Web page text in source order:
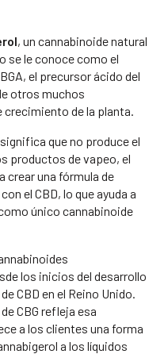
, un cannabinoide natural
se le conoce como el
el precursor ácido del
otros muchos
crecimiento de la planta.
que no produce el
productos de vapeo, el
crear una fórmula de
el CBD, lo que ayuda a
único cannabinoide
los inicios del desarrollo
CBD en el Reino Unido.
CBG refleja esa
a los clientes una forma
a los líquidos